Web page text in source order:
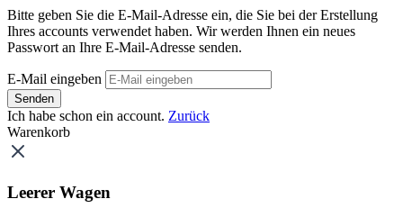
Bitte geben Sie die E-Mail-Adresse ein, die Sie bei der Erstellung
Ihres accounts verwendet haben. Wir werden Ihnen ein neues
Passwort an Ihre E-Mail-Adresse senden.
E-Mail eingeben
Senden
Ich habe schon ein account. Zurück
Warenkorb
Leerer Wagen